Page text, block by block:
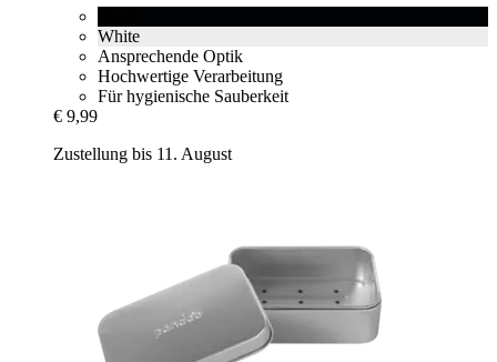
White
Ansprechende Optik
Hochwertige Verarbeitung
Für hygienische Sauberkeit
€ 9,99
Zustellung bis 11. August